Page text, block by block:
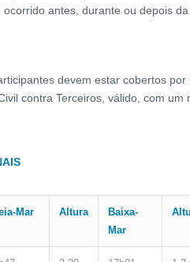
antes, durante ou depois da
devem estar cobertos por
contra Terceiros, válido, com um
-Mar Altura Baixa-
Mar